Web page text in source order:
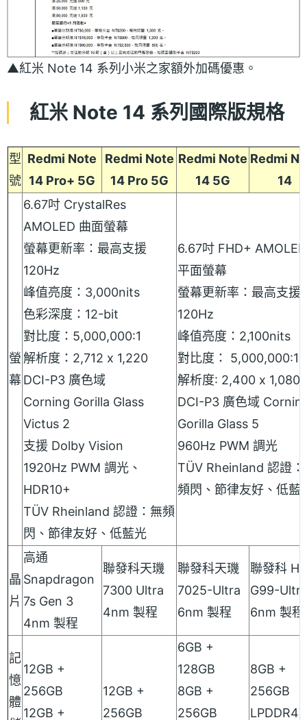
▲紅米 Note 14 系列小米之家額外加碼優惠。
紅米 Note 14 系列國際版規格
型
號
Redmi Note
14 Pro+ 5G
Redmi Note
14 Pro 5G
Redmi Note
14 5G
Redmi
14
螢
幕
6.67吋 CrystalRes
AMOLED 曲面螢幕
螢幕更新率：最高支援
120Hz
峰值亮度：3,000nits
色彩深度：12-bit
對比度：5,000,000:1
解析度：2,712 x 1,220
DCI-P3 廣色域
Corning Gorilla Glass
Victus 2
支援 Dolby Vision
1920Hz PWM 調光、
HDR10+
TÜV Rheinland 認證：無頻
閃、節律友好、低藍光
6.67吋 FHD+ AMOLED
平面螢幕
螢幕更新率：最高支援
120Hz
峰值亮度：2,100nits
對比度： 5,000,000:1
解析度: 2,400 x 1,080
DCI-P3 廣色域
Gorilla Glass 5
960Hz PWM 調光
TÜV Rheinland 認證：
頻閃、節律友好、低藍
晶
片
高通
Snapdragon
7s Gen 3
4nm 製程
聯發科天璣
7300 Ultra
4nm 製程
聯發科天璣
7025-Ultra
6nm 製程
聯發科
G99-Ultra
6nm 製程
記
憶
體
12GB +
256GB
12GB +
12GB +
256GB
6GB +
128GB
8GB +
256GB
8GB +
256GB